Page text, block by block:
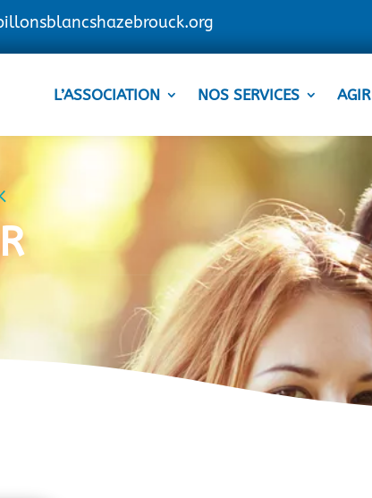
L’ASSOCIATION NOS SERVICES